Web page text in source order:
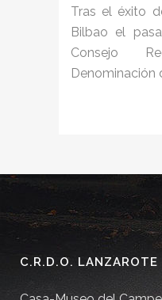
Tras el éxito
Bilbao el
Consejo
Denominación
C.R.D.O. LANZAROTE